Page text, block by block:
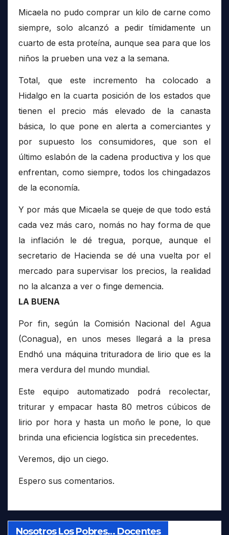
Micaela no pudo comprar un kilo de carne como
siempre, solo alcanzó a pedir tímidamente un
cuarto de esta proteína, aunque sea para que los
niños la prueben una vez a la semana.
Total, que este incremento ha colocado a
Hidalgo en la cuarta posición de los estados que
tienen el precio más elevado de la canasta
básica, lo que pone en alerta a comerciantes y
por supuesto los consumidores, que son el
último eslabón de la cadena productiva y los que
enfrentan, como siempre, todos los chingadazos
de la economía.
Y por más que Micaela se queje de que todo está
cada vez más caro, nomás no hay forma de que
la inflación le dé tregua, porque, aunque el
secretario de Hacienda se dé una vuelta por el
mercado para supervisar los precios, la realidad
no la alcanza a ver o finge demencia.
LA BUENA
Por fin, según la Comisión Nacional del Agua
(Conagua), en unos meses llegará a la presa
Endhó una máquina trituradora de lirio que es la
mera verdura del mundo mundial.
Este equipo automatizado podrá recolectar,
triturar y empacar hasta 80 metros cúbicos de
lirio por hora y hasta un moño le pone, lo que
brinda una eficiencia logística sin precedentes.
Veremos, dijo un ciego.
Espero sus comentarios.
Nosotros Los Pobres… Docentes